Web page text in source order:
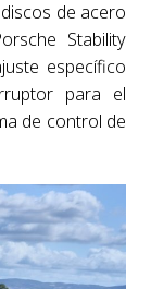
de acero
Stability
específico
para el
de control de